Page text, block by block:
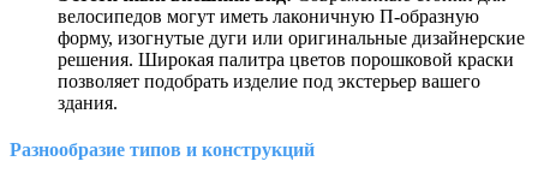
велосипедов могут иметь лаконичную П-образную
форму, изогнутые дуги или оригинальные дизайнерские
решения. Широкая палитра цветов порошковой краски
позволяет подобрать изделие под экстерьер вашего
здания.
Разнообразие типов и конструкций